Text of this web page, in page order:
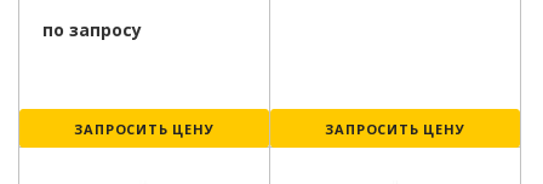
по запросу
ЗАПРОСИТЬ ЦЕНУ ЗАПРОСИТЬ ЦЕНУ